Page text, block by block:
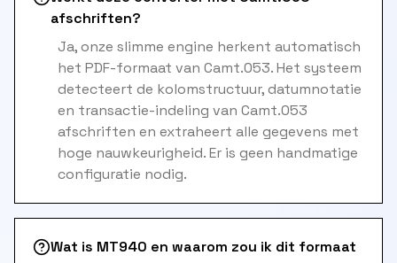
afschriften?
Ja, onze slimme engine herkent automatisch
het PDF-formaat van Camt.053. Het systeem
detecteert de kolomstructuur, datumnotatie
en transactie-indeling van Camt.053
afschriften en extraheert alle gegevens met
hoge nauwkeurigheid. Er is geen handmatige
configuratie nodig.
Wat is MT940 en waarom zou ik dit formaat